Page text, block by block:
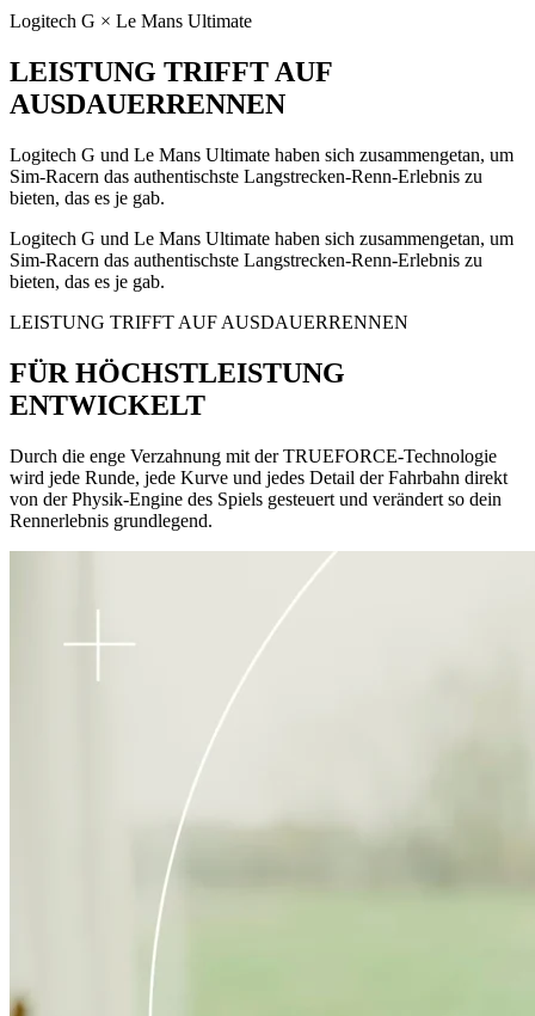
Logitech G × Le Mans Ultimate
LEISTUNG TRIFFT AUF
AUSDAUERRENNEN
Logitech G und Le Mans Ultimate haben sich zusammengetan, um
Sim-Racern das authentischste Langstrecken-Renn-Erlebnis zu
bieten, das es je gab.
Logitech G und Le Mans Ultimate haben sich zusammengetan, um
Sim-Racern das authentischste Langstrecken-Renn-Erlebnis zu
bieten, das es je gab.
LEISTUNG TRIFFT AUF AUSDAUERRENNEN
FÜR HÖCHSTLEISTUNG
ENTWICKELT
Durch die enge Verzahnung mit der TRUEFORCE-Technologie
wird jede Runde, jede Kurve und jedes Detail der Fahrbahn direkt
von der Physik-Engine des Spiels gesteuert und verändert so dein
Rennerlebnis grundlegend.